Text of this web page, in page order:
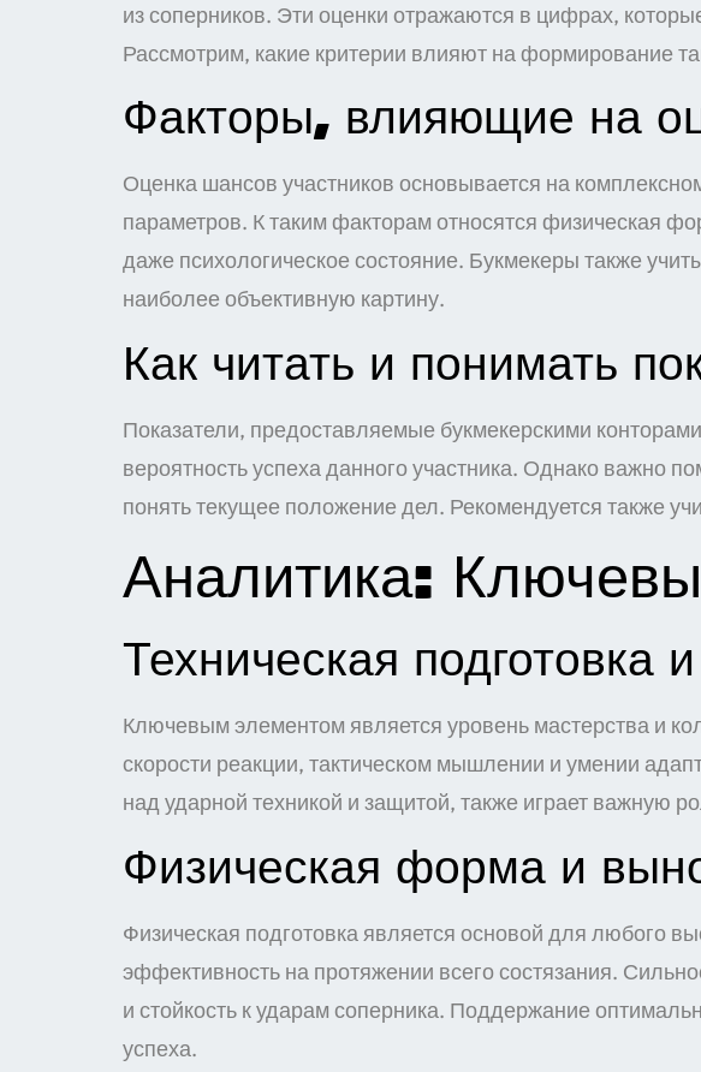
из соперников. Эти оценки отражаются в цифрах,
Рассмотрим, какие критерии влияют на формирование
Факторы, влияющие на
Оценка шансов участников основывается на
параметров. К таким факторам относятся физическая
даже психологическое состояние. Букмекеры также
наиболее объективную картину.
Как читать и понимать
Показатели, предоставляемые букмекерскими
вероятность успеха данного участника. Однако важно
понять текущее положение дел. Рекомендуется также
Аналитика:
Техническая подготовка
Ключевым элементом является уровень мастерства и
скорости реакции, тактическом мышлении и умении
над ударной техникой и защитой, также играет важную
Физическая форма и
Физическая подготовка является основой для любого
эффективность на протяжении всего состязания.
и стойкость к ударам соперника. Поддержание
успеха.